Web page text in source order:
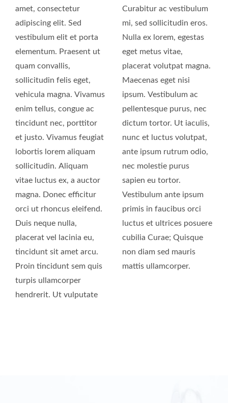
amet, consectetur
adipiscing elit. Sed
vestibulum elit et porta
elementum. Praesent ut
quam convallis,
sollicitudin felis eget,
vehicula magna. Vivamus
enim tellus, congue ac
tincidunt nec, porttitor
et justo. Vivamus feugiat
lobortis lorem aliquam
sollicitudin. Aliquam
vitae luctus ex, a auctor
magna. Donec efficitur
orci ut rhoncus eleifend.
Duis neque nulla,
placerat vel lacinia eu,
tincidunt sit amet arcu.
Proin tincidunt sem quis
turpis ullamcorper
hendrerit. Ut vulputate
Curabitur ac vestibulum
mi, sed sollicitudin eros.
Nulla ex lorem, egestas
eget metus vitae,
placerat volutpat magna.
Maecenas eget nisi
ipsum. Vestibulum ac
pellentesque purus, nec
dictum tortor. Ut iaculis,
nunc et luctus volutpat,
ante ipsum rutrum odio,
nec molestie purus
sapien eu tortor.
Vestibulum ante ipsum
primis in faucibus orci
luctus et ultrices posuere
cubilia Curae; Quisque
non diam sed mauris
mattis ullamcorper.